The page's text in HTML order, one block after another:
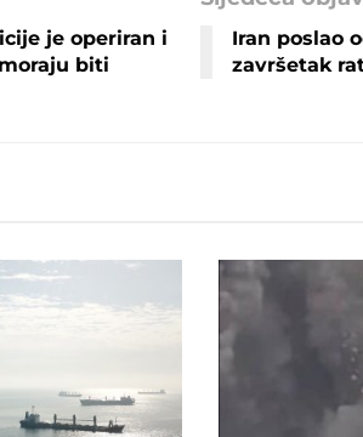
je operiran i
biti
Iran poslao
završetak